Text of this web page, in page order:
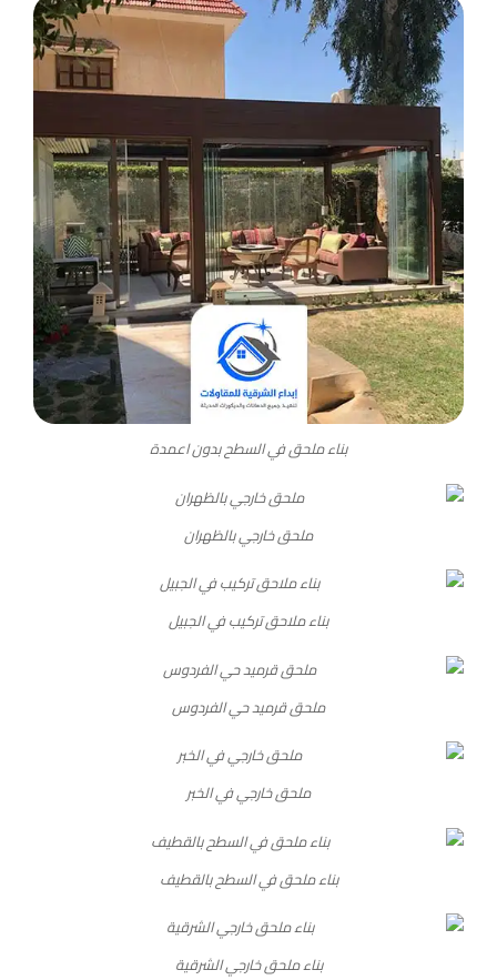
بناء ملحق في السطح بدون اعمدة
ملحق خارجي بالظهران
بناء ملاحق تركيب في الجبيل
ملحق قرميد حي الفردوس
ملحق خارجي في الخبر
بناء ملحق في السطح بالقطيف
بناء ملحق خارجي الشرقية